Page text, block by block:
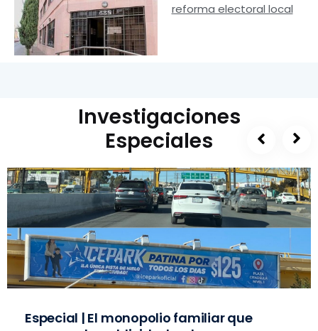
reforma electoral local
Investigaciones
Especiales
Especial | El monopolio familiar que